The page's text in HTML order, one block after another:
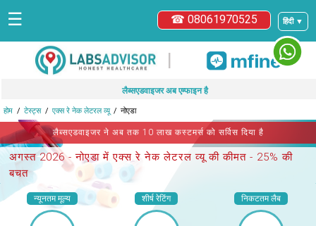
हिंदी ▼
☎ 08061970525
☰
|
लैब्सएडवाइजर अब एम्फाइन है
होम टेस्ट्स एक्स रे नेक लेटरल व्यू नोएडा
लैब्सएडवाइजर ने अब तक 10 लाख कस्टमर्स को सर्विस दिया है
अगस्त 2026 -नोएडा में एक्स रे नेक लेटरल व्यूकी कीमत - 25% की
बचत
न्यूनतम मूल्य शीर्ष रेटिंग निकटतम लैब